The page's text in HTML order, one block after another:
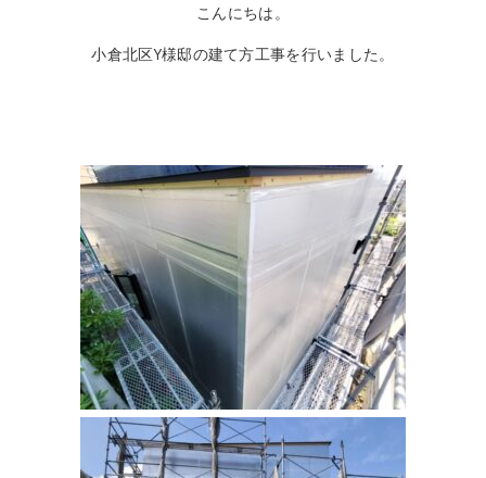
こんにちは。
小倉北区Y様邸の建て方工事を行いました。